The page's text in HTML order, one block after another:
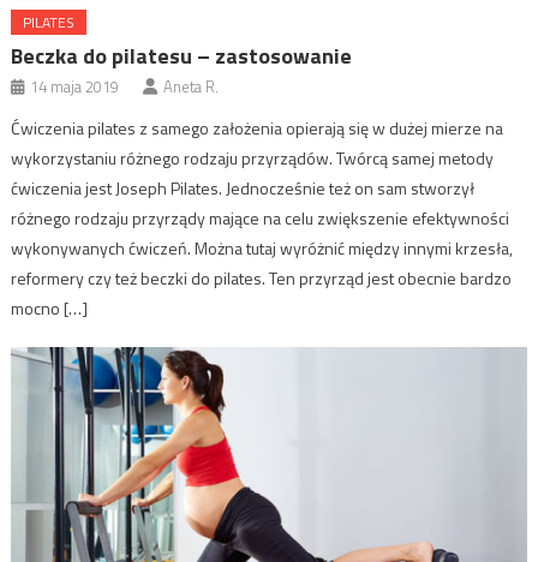
PILATES
Beczka do pilatesu – zastosowanie
14 maja 2019 Aneta R.
Ćwiczenia pilates z samego założenia opierają się w dużej mierze na
wykorzystaniu różnego rodzaju przyrządów. Twórcą samej metody
ćwiczenia jest Joseph Pilates. Jednocześnie też on sam stworzył
różnego rodzaju przyrządy mające na celu zwiększenie efektywności
wykonywanych ćwiczeń. Można tutaj wyróżnić między innymi krzesła,
reformery czy też beczki do pilates. Ten przyrząd jest obecnie bardzo
mocno […]